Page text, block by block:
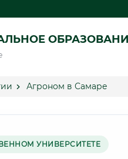
Агроном в Самаре
УНИВЕРСИТЕТЕ